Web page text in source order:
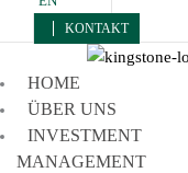
KONTAKT
HOME
ÜBER UNS
INVESTMENT
MANAGEMENT